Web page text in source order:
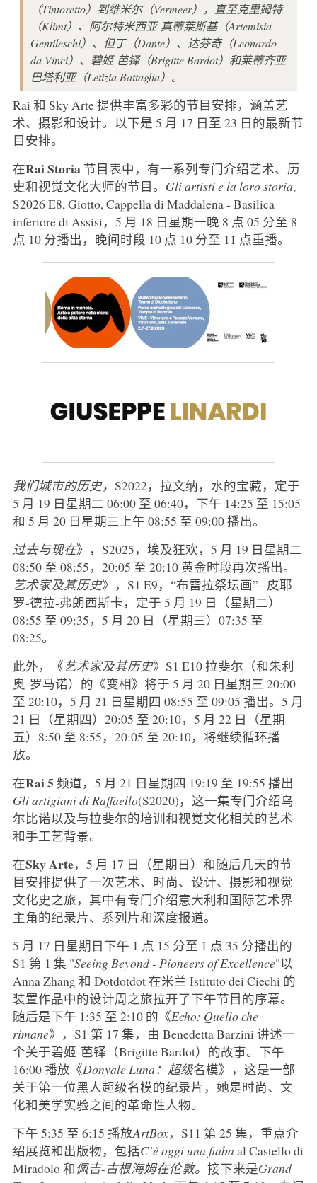
（Tintoretto）到维米尔（Vermeer），直至克里姆特
（Klimt）、阿尔特米西亚-真蒂莱斯基（Artemisia
Gentileschi）、但丁（Dante）、达芬奇（Leonardo
da Vinci）、碧姬-芭铎（Brigitte Bardot）和莱蒂齐亚-
巴塔利亚（Letizia Battaglia）。
Rai 和 Sky Arte 提供丰富多彩的节目安排，涵盖艺
术、摄影和设计。以下是 5 月 17 日至 23 日的最新节
目安排。
在RaiStoria 节目表中，有一系列专门介绍艺术、历
史和视觉文化大师的节目。 Gli artisti e la loro storia,
S2026 E8, Giotto, Cappella di Maddalena - Basilica
inferiore di Assisi，5 月 18 日星期一晚 8 点 05 分至 8
点 10 分播出，晚间时段 10 点 10 分至 11 点重播。
我们城市的历史， S2022，拉文纳，水的宝藏，定于
5 月 19 日星期二 06:00 至 06:40，下午 14:25 至 15:05
和 5 月 20 日星期三上午 08:55 至 09:00 播出。
过去与现在》，S2025，埃及狂欢，5 月 19 日星期二
08:50 至 08:55，20:05 至 20:10 黄金时段再次播出。
艺术家及其历史》，S1 E9，“布雷拉祭坛画”--皮耶
罗-德拉-弗朗西斯卡，定于 5 月 19 日（星期二）
08:55 至 09:35，5 月 20 日（星期三）07:35 至
08:25。
此外，《艺术家及其历史》S1 E10 拉斐尔（和朱利
奥-罗马诺）的《变相》将于 5 月 20 日星期三 20:00
至 20:10，5 月 21 日星期四 08:55 至 09:05 播出。5 月
21 日（星期四）20:05 至 20:10，5 月 22 日（星期
五）8:50 至 8:55，20:05 至 20:10，将继续循环播
放。
在Rai 5 频道，5 月 21 日星期四 19:19 至 19:55 播出
Gli artigiani di Raffaello(S2020)，这一集专门介绍乌
尔比诺以及与拉斐尔的培训和视觉文化相关的艺术
和手工艺背景。
在SkyArte，5 月 17 日（星期日）和随后几天的节
目安排提供了一次艺术、时尚、设计、摄影和视觉
文化史之旅，其中有专门介绍意大利和国际艺术界
主角的纪录片、系列片和深度报道。
5 月 17 日星期日下午 1 点 15 分至 1 点 35 分播出的
S1 第 1 集 "Seeing Beyond - Pioneers of Excellence"以
Anna Zhang 和 Dotdotdot 在米兰 Istituto dei Ciechi 的
装置作品中的设计周之旅拉开了下午节目的序幕。
随后是下午 1:35 至 2:10 的《Echo: Quello che
rimane》，S1 第 17 集，由 Benedetta Barzini 讲述一
个关于碧姬-芭铎（Brigitte Bardot）的故事。下午
16:00 播放《Donyale Luna：超级名模》，这是一部
关于第一位黑人超级名模的纪录片，她是时尚、文
化和美学实验之间的革命性人物。
下午 5:35 至 6:15 播放ArtBox，S11 第 25 集，重点介
绍展览和出版物，包括C’è oggi una fiaba al Castello di
Miradolo 和佩吉-古根海姆在伦敦。 接下来是Grand